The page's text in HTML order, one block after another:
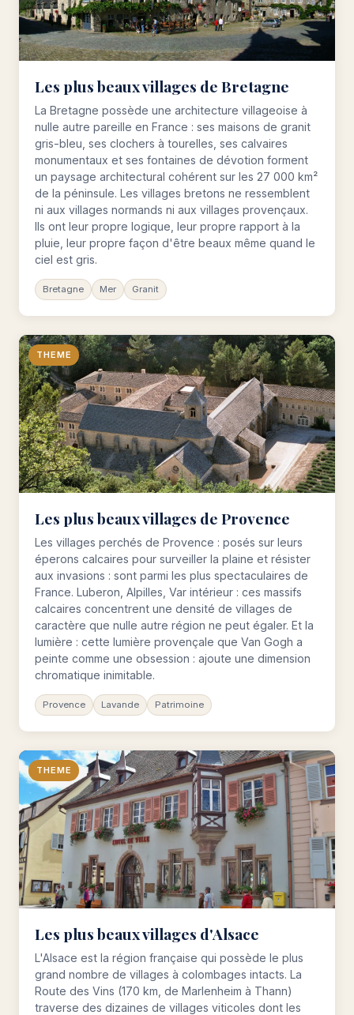
Les plus beaux villages de Bretagne
La Bretagne possède une architecture villageoise à
nulle autre pareille en France : ses maisons de granit
gris-bleu, ses clochers à tourelles, ses calvaires
monumentaux et ses fontaines de dévotion forment
un paysage architectural cohérent sur les 27 000 km²
de la péninsule. Les villages bretons ne ressemblent
ni aux villages normands ni aux villages provençaux.
Ils ont leur propre logique, leur propre rapport à la
pluie, leur propre façon d'être beaux même quand le
ciel est gris.
Bretagne Mer Granit
THEME
Les plus beaux villages de Provence
Les villages perchés de Provence : posés sur leurs
éperons calcaires pour surveiller la plaine et résister
aux invasions : sont parmi les plus spectaculaires de
France. Luberon, Alpilles, Var intérieur : ces massifs
calcaires concentrent une densité de villages de
caractère que nulle autre région ne peut égaler. Et la
lumière : cette lumière provençale que Van Gogh a
peinte comme une obsession : ajoute une dimension
chromatique inimitable.
Provence Lavande Patrimoine
THEME
Les plus beaux villages d'Alsace
L'Alsace est la région française qui possède le plus
grand nombre de villages à colombages intacts. La
Route des Vins (170 km, de Marlenheim à Thann)
traverse des dizaines de villages viticoles dont les